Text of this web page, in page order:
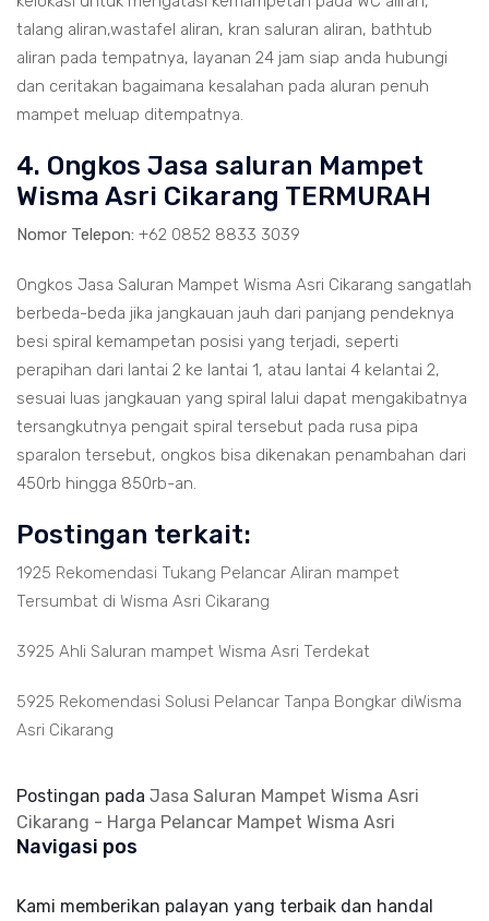
talang aliran,wastafel aliran, kran saluran aliran, bathtub
aliran pada tempatnya, layanan 24 jam siap anda hubungi
dan ceritakan bagaimana kesalahan pada aluran penuh
mampet meluap ditempatnya.
4. Ongkos Jasa saluran Mampet
Wisma Asri Cikarang TERMURAH
Nomor Telepon: +62 0852 8833 3039
Ongkos Jasa Saluran Mampet Wisma Asri Cikarang sangatlah
berbeda-beda jika jangkauan jauh dari panjang pendeknya
besi spiral kemampetan posisi yang terjadi, seperti
perapihan dari lantai 2 ke lantai 1, atau lantai 4 kelantai 2,
sesuai luas jangkauan yang spiral lalui dapat mengakibatnya
tersangkutnya pengait spiral tersebut pada rusa pipa
sparalon tersebut, ongkos bisa dikenakan penambahan dari
450rb hingga 850rb-an.
Postingan terkait:
1925 Rekomendasi Tukang Pelancar Aliran mampet
Tersumbat di Wisma Asri Cikarang
3925 Ahli Saluran mampet Wisma Asri Terdekat
5925 Rekomendasi Solusi Pelancar Tanpa Bongkar diWisma
Asri Cikarang
Postingan pada Jasa Saluran Mampet Wisma Asri
Cikarang - Harga Pelancar Mampet Wisma Asri
Navigasi pos
Kami memberikan palayan yang terbaik dan handal